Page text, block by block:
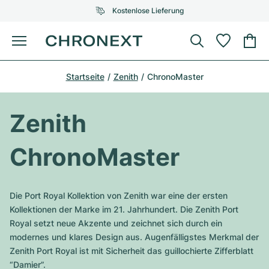
Kostenlose Lieferung
Menü
Uhr kaufen
AUSGEWÄHLTE MARKEN
Top-Modelle
Omega
Alle Omega Modelle
Top-Modelle
Patek Philippe
Alle Patek Philippe Modelle
Top-Modelle
Alle Audemars Piguet Modelle
Cartier
Breitling
Certified Pre-Owned
Uhr verkaufen
AUSGEWÄHLTE MARKEN
Tiffany
Louis Vuitton
Van Cleef & Arpels
Bvlgari
Neuzugänge
Service
Startseite Zenith ChronoMaster
Zenith
ChronoMaster
Die Port Royal Kollektion von Zenith war eine der ersten
Kollektionen der Marke im 21. Jahrhundert. Die Zenith Port
Royal setzt neue Akzente und zeichnet sich durch ein
modernes und klares Design aus. Augenfälligstes Merkmal der
Zenith Port Royal ist mit Sicherheit das guillochierte Zifferblatt
“Damier”.